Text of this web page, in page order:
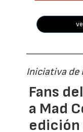
Iniciativa de
Fans
a Mad
edición